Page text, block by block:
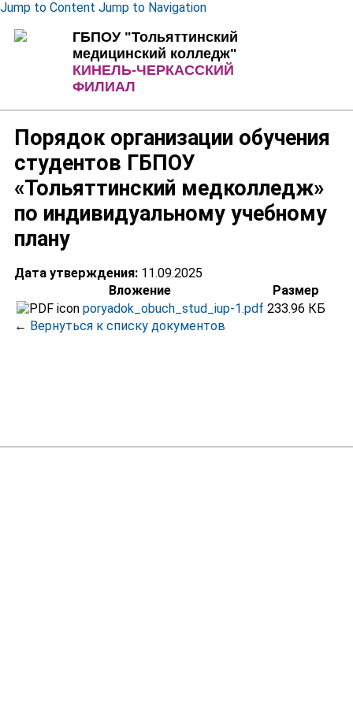
Jump to Content Jump to Navigation
ГБПОУ "Тольяттинский
медицинский колледж"
КИНЕЛЬ-ЧЕРКАССКИЙ
ФИЛИАЛ
Порядок организации обучения
студентов ГБПОУ
«Тольяттинский медколледж»
по индивидуальному учебному
плану
Дата утверждения: 11.09.2025
Вложение
Размер
poryadok_obuch_stud_iup-1.pdf 233.96 КБ
← Вернуться к списку документов